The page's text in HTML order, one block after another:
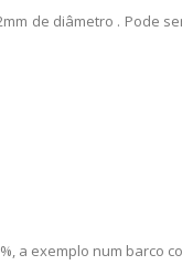
de diâmetro . Pode
a exemplo num barco